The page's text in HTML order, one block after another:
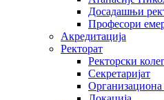
Досадашњи
Професори
Акредитација
Ректорат
Ректорски
Секретаријат